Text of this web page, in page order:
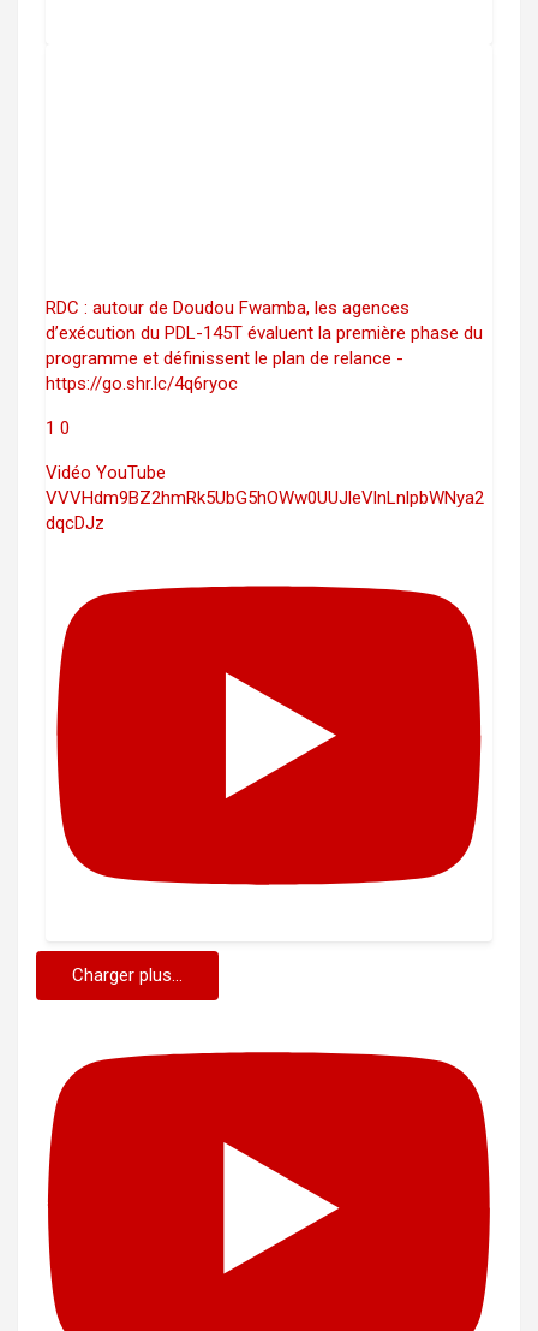
RDC : autour de Doudou Fwamba, les agences
d’exécution du PDL-145T évaluent la première phase du
programme et définissent le plan de relance -
https://go.shr.lc/4q6ryoc
1 0
Vidéo YouTube
VVVHdm9BZ2hmRk5UbG5hOWw0UUJleVlnLnlpbWNya2
dqcDJz
Charger plus...